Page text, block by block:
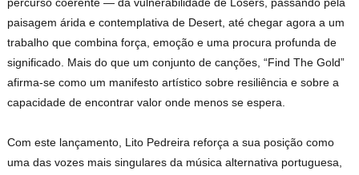
percurso coerente — da vulnerabilidade de Losers, passando pela
paisagem árida e contemplativa de Desert, até chegar agora a um
trabalho que combina força, emoção e uma procura profunda de
significado. Mais do que um conjunto de canções, “Find The Gold”
afirma-se como um manifesto artístico sobre resiliência e sobre a
capacidade de encontrar valor onde menos se espera.
Com este lançamento, Lito Pedreira reforça a sua posição como
uma das vozes mais singulares da música alternativa portuguesa,